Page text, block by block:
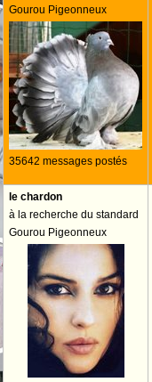
Gourou Pigeonneux
35642 messages postés
le chardon
à la recherche du standard
Gourou Pigeonneux